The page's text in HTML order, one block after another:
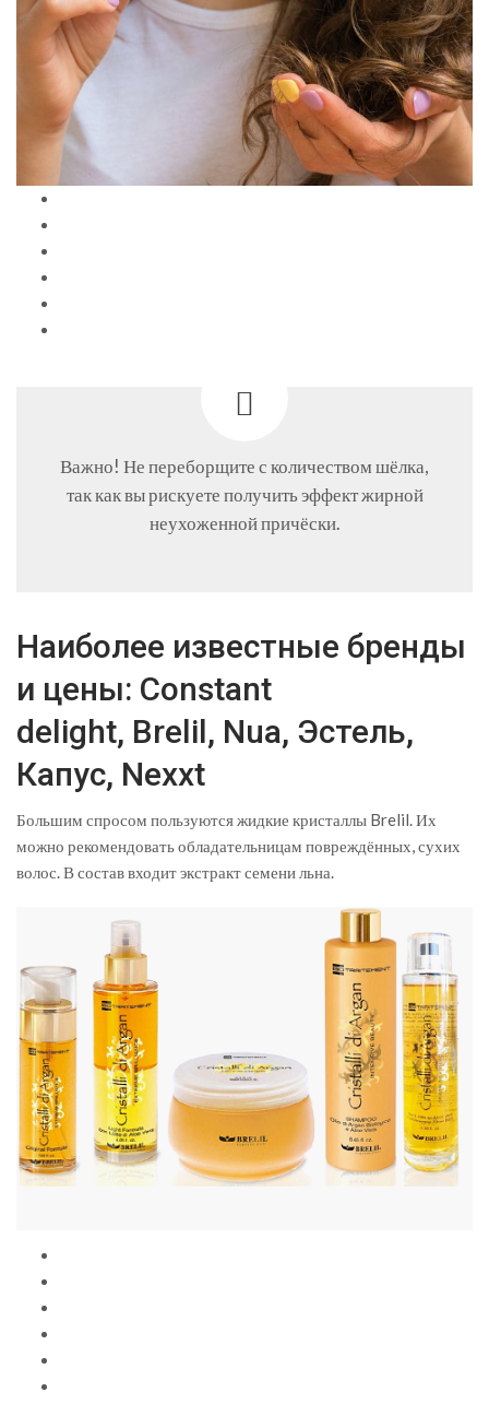
Важно! Не переборщите с количеством шёлка,
так как вы рискуете получить эффект жирной
неухоженной причёски.
Наиболее известные бренды
и цены: Constant
delight, Brelil, Nua, Эстель,
Капус, Nexxt
Большим спросом пользуются жидкие кристаллы Brelil. Их
можно рекомендовать обладательницам повреждённых, сухих
волос. В состав входит экстракт семени льна.